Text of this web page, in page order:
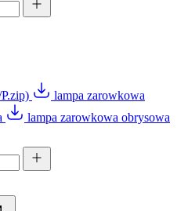
lampa zarowkowa
lampa zarowkowa obrysowa